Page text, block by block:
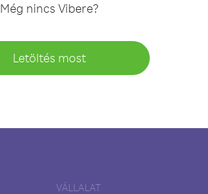
Még nincs Vibere?
Letöltés most
VÁLLALAT